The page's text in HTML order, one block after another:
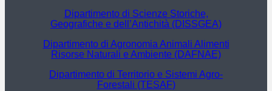
Dipartimento di Scienze Storiche,
Geografiche e dell’Antichità (DISSGEA)
Dipartimento di Agronomia Animali Alimenti
Risorse Naturali e Ambiente (DAFNAE)
Dipartimento di Territorio e Sistemi Agro-
Forestali (TESAF)